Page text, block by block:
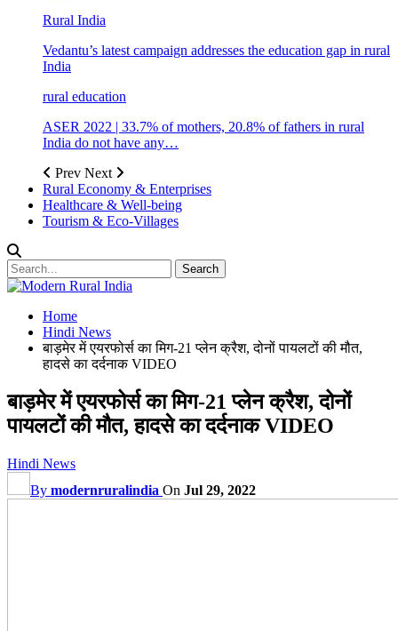
Rural India
Vedantu’s latest campaign addresses the education gap in rural
India
rural education
ASER 2022 | 33.7% of mothers, 20.8% of fathers in rural
India do not have any…
Prev Next
Rural Economy & Enterprises
Healthcare & Well-being
Tourism & Eco-Villages
Home
Hindi News
बाड़मेर में एयरफोर्स का मिग-21 प्लेन क्रैश, दोनों पायलटों की मौत,
हादसे का दर्दनाक VIDEO
बाड़मेर में एयरफोर्स का मिग-21 प्लेन क्रैश, दोनों
पायलटों की मौत, हादसे का दर्दनाक VIDEO
Hindi News
By modernruralindia On Jul 29, 2022